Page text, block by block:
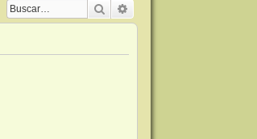
Buscar